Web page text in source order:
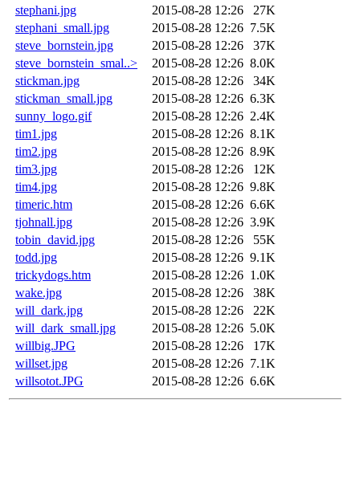
stephani.jpg
2015-08-28 12:26
27K
stephani_small.jpg
2015-08-28 12:26 7.5K
steve_bornstein.jpg
2015-08-28 12:26
37K
steve_bornstein_smal..>
2015-08-28 12:26 8.0K
stickman.jpg
2015-08-28 12:26
34K
stickman_small.jpg
2015-08-28 12:26 6.3K
sunny_logo.gif
2015-08-28 12:26 2.4K
tim1.jpg
2015-08-28 12:26 8.1K
tim2.jpg
2015-08-28 12:26 8.9K
tim3.jpg
2015-08-28 12:26
12K
tim4.jpg
2015-08-28 12:26 9.8K
timeric.htm
2015-08-28 12:26 6.6K
tjohnall.jpg
2015-08-28 12:26 3.9K
tobin_david.jpg
2015-08-28 12:26
55K
todd.jpg
2015-08-28 12:26 9.1K
trickydogs.htm
2015-08-28 12:26 1.0K
wake.jpg
2015-08-28 12:26
38K
will_dark.jpg
2015-08-28 12:26
22K
will_dark_small.jpg
2015-08-28 12:26 5.0K
willbig.JPG
2015-08-28 12:26
17K
willset.jpg
2015-08-28 12:26 7.1K
willsotot.JPG
2015-08-28 12:26 6.6K